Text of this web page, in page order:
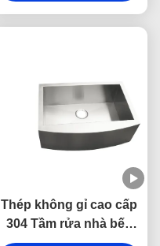
Thép không gỉ cao cấp
304 Tầm rửa nhà bếp
dưới đáy với thiết kế